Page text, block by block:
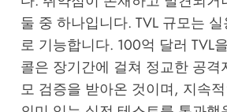
둘 중 하나입니다. TVL 규모는
로 기능합니다. 100억 달러 TVL
콜은 장기간에 걸쳐 정교한 공격
모 검증을 받아온 것이며, 지속